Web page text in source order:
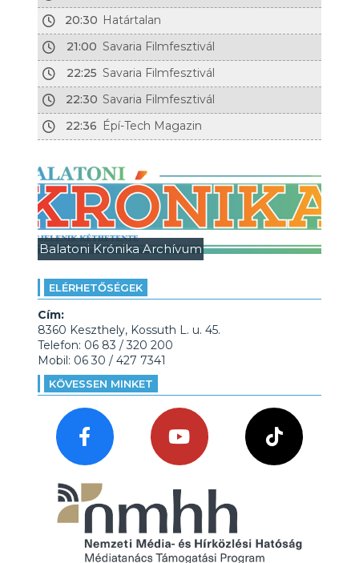
20:30 Határtalan
21:00 Savaria Filmfesztivál
22:25 Savaria Filmfesztivál
22:30 Savaria Filmfesztivál
22:36 Épí-Tech Magazin
Balatoni Krónika Archívum
ELÉRHETŐSÉGEK
Cím:
8360 Keszthely, Kossuth L. u. 45.
Telefon: 06 83 / 320 200
Mobil: 06 30 / 427 7341
KÖVESSEN MINKET